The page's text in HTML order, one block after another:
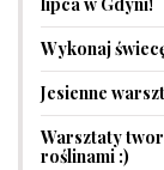
Wykonaj
Jesienne
Warsztaty
roślinami :)